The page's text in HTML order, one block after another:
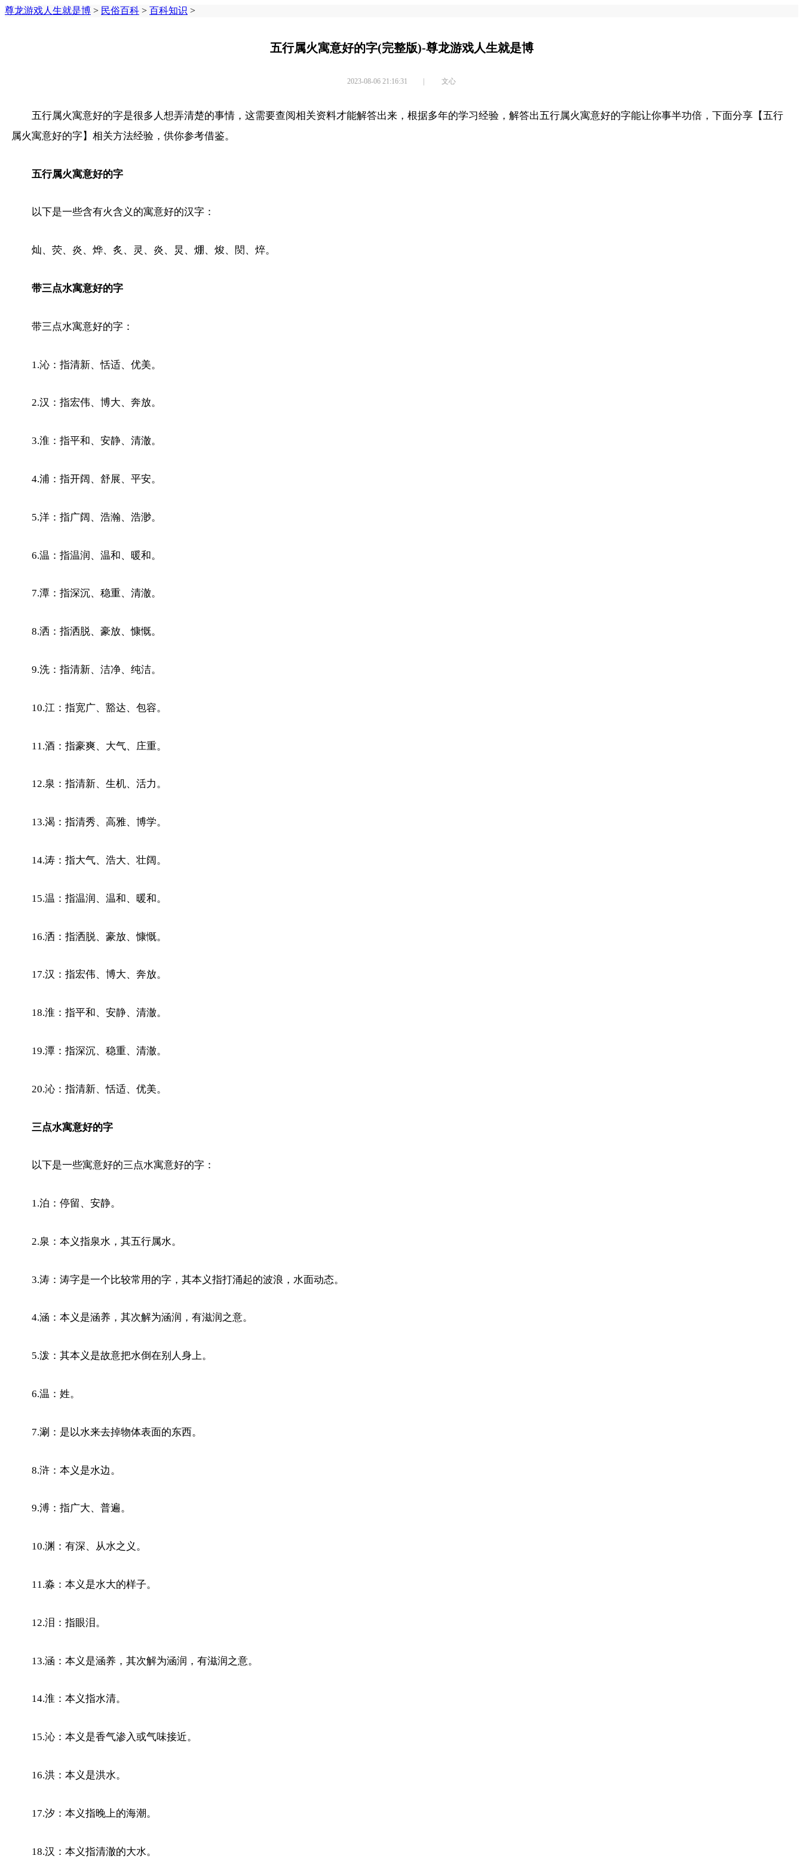
尊龙游戏人生就是博 > 民俗百科 > 百科知识 >
五行属火寓意好的字(完整版)-尊龙游戏人生就是博
2023-08-06 21:16:31 | 文心
五行属火寓意好的字是很多人想弄清楚的事情，这需要查阅相关资料才能解答出来，根据多年的学习经验，解答出五行属火寓意好的字能让你事半功倍，下面分享【五行
属火寓意好的字】相关方法经验，供你参考借鉴。
五行属火寓意好的字
以下是一些含有火含义的寓意好的汉字：
灿、荧、炎、烨、炙、灵、炎、炅、焩、焌、焛、焠。
带三点水寓意好的字
带三点水寓意好的字：
1.沁：指清新、恬适、优美。
2.汉：指宏伟、博大、奔放。
3.淮：指平和、安静、清澈。
4.浦：指开阔、舒展、平安。
5.洋：指广阔、浩瀚、浩渺。
6.温：指温润、温和、暖和。
7.潭：指深沉、稳重、清澈。
8.洒：指洒脱、豪放、慷慨。
9.洗：指清新、洁净、纯洁。
10.江：指宽广、豁达、包容。
11.酒：指豪爽、大气、庄重。
12.泉：指清新、生机、活力。
13.渴：指清秀、高雅、博学。
14.涛：指大气、浩大、壮阔。
15.温：指温润、温和、暖和。
16.洒：指洒脱、豪放、慷慨。
17.汉：指宏伟、博大、奔放。
18.淮：指平和、安静、清澈。
19.潭：指深沉、稳重、清澈。
20.沁：指清新、恬适、优美。
三点水寓意好的字
以下是一些寓意好的三点水寓意好的字：
1.泊：停留、安静。
2.泉：本义指泉水，其五行属水。
3.涛：涛字是一个比较常用的字，其本义指打涌起的波浪，水面动态。
4.涵：本义是涵养，其次解为涵润，有滋润之意。
5.泼：其本义是故意把水倒在别人身上。
6.温：姓。
7.涮：是以水来去掉物体表面的东西。
8.浒：本义是水边。
9.溥：指广大、普遍。
10.渊：有深、从水之义。
11.淼：本义是水大的样子。
12.泪：指眼泪。
13.涵：本义是涵养，其次解为涵润，有滋润之意。
14.淮：本义指水清。
15.沁：本义是香气渗入或气味接近。
16.洪：本义是洪水。
17.汐：本义指晚上的海潮。
18.汉：本义指清澈的大水。